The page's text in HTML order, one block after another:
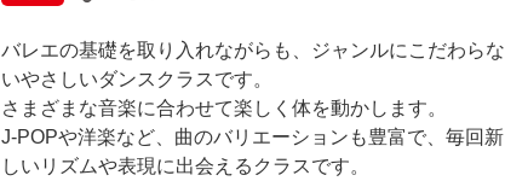
バレエの基礎を取り入れながらも、ジャンルにこだわらな
いやさしいダンスクラスです。
さまざまな音楽に合わせて楽しく体を動かします。
J-POPや洋楽など、曲のバリエーションも豊富で、毎回新
しいリズムや表現に出会えるクラスです。